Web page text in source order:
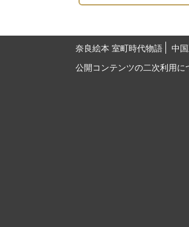
奈良絵本 室町時代物語
中
公開コンテンツの二次利用に